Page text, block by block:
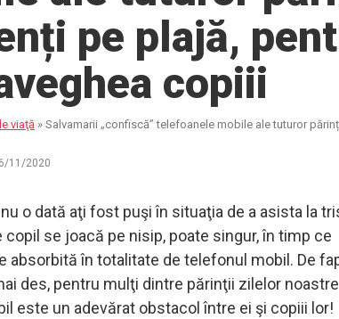
pe plajă,
copiii
viaţă » Salvamarii „confiscă” telefoanele mobile ale tuturor
11/2020
o dată aţi fost puşi în situaţia de a asista la
copil se joacă pe nisip, poate singur, în timp ce
absorbită în totalitate de telefonul mobil. De
des, pentru mulţi dintre părinţii zilelor noastre
este un adevărat obstacol între ei şi copiii lor!